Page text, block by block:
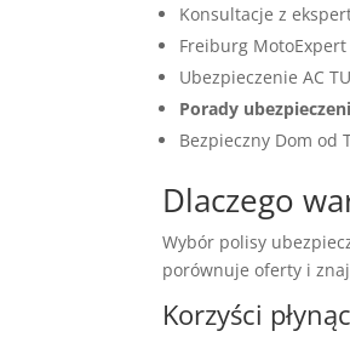
Konsultacje z
Freiburg
Ubezpieczenie AC
Porady
Bezpieczny Dom od
Dlaczego
Wybór polisy
porównuje oferty i
Korzyści